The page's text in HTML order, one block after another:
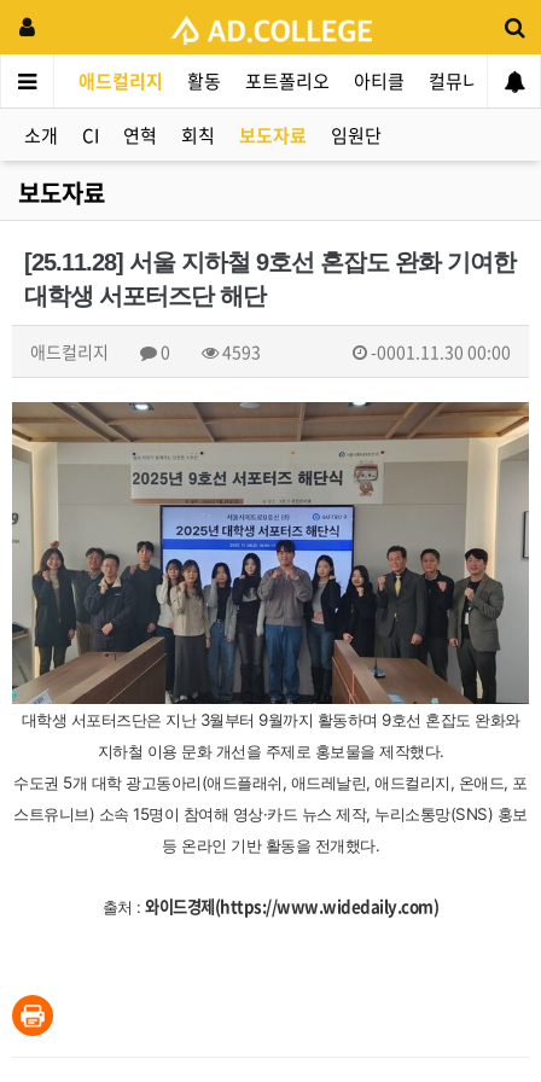
애드컬리지 활동 포트폴리오 아티클 컬뮤니티
소개 CI 연혁 회칙 보도자료 임원단
보도자료
[25.11.28] 서울 지하철 9호선 혼잡도 완화 기여한
대학생 서포터즈단 해단
애드컬리지 0 4593 -0001.11.30 00:00
대학생 서포터즈단은 지난 3월부터 9월까지 활동하며 9호선 혼잡도 완화와
지하철 이용 문화 개선을 주제로 홍보물을 제작했다.
수도권 5개 대학 광고동아리(애드플래쉬, 애드레날린, 애드컬리지, 온애드, 포
스트유니브) 소속 15명이 참여해 영상·카드 뉴스 제작, 누리소통망(SNS) 홍보
등 온라인 기반 활동을 전개했다.
출처 :와이드경제(https://www.widedaily.com)